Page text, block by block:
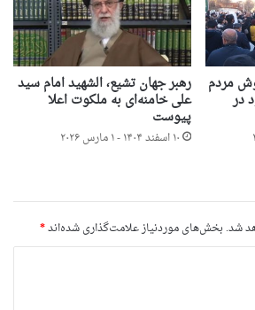
مردم
در
رهبر جهان تشیع، الشهید امام سید
علی خامنه‌ای به ملکوت اعلا
پیوست
۱۰ اسفند ۱۴۰۴ - ۱ مارس ۲۰۲۶
شد.بخش‌های موردنیاز علامت‌گذاری شده‌اند*